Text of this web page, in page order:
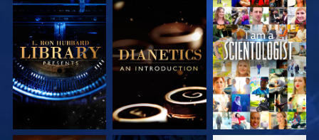
VERKEN DE SERIE VERKEN DE SERIE KIJK